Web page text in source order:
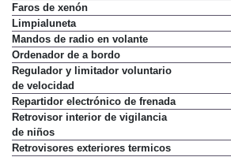
Faros de xenón
Limpialuneta
Mandos de radio en volante
Ordenador de a bordo
Regulador y limitador voluntario
de velocidad
Repartidor electrónico de frenada
Retrovisor interior de vigilancia
de niños
Retrovisores exteriores termicos